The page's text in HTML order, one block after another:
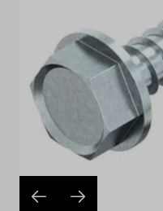
Pedidos de cotação
Marcas
Favoritos
Empresa